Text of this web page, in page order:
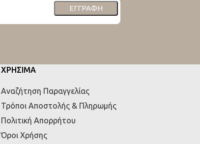
ΕΓΓΡΑΦΉ
ΧΡΗΣΙΜΑ
Αναζήτηση Παραγγελίας
Τρόποι Αποστολής & Πληρωμής
Πολιτική Απορρήτου
Όροι Χρήσης